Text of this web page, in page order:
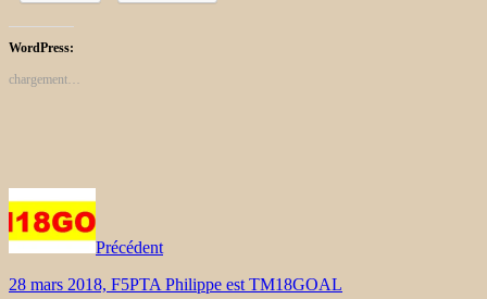
WordPress:
chargement…
Précédent
28 mars 2018, F5PTA Philippe est TM18GOAL